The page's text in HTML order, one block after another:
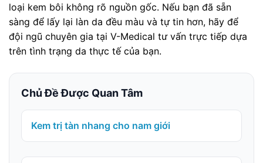
loại kem bôi không rõ nguồn gốc. Nếu bạn đã sẵn
sàng để lấy lại làn da đều màu và tự tin hơn, hãy để
đội ngũ chuyên gia tại V-Medical tư vấn trực tiếp dựa
trên tình trạng da thực tế của bạn.
Chủ Đề Được Quan Tâm
Kem trị tàn nhang cho nam giới